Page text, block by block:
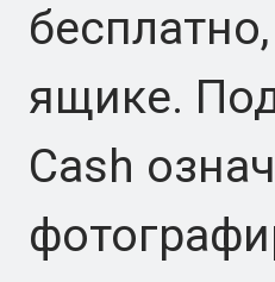
ящике.
Cash